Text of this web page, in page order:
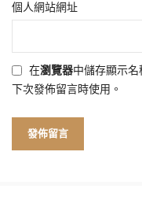
個人網站網址
在瀏覽器中儲存顯示
下次發佈留言時使用。